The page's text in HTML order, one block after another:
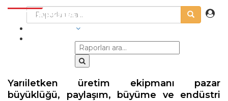
Yarıiletken üretim ekipmanı pazar
büyüklüğü, paylaşım, büyüme ve endüstri